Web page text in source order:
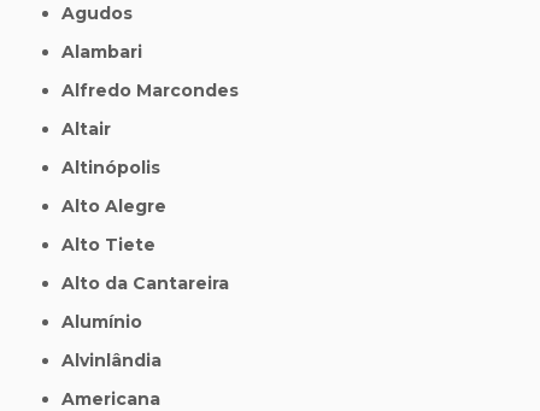
Agudos
Alambari
Alfredo Marcondes
Altair
Altinópolis
Alto Alegre
Alto Tiete
Alto da Cantareira
Alumínio
Alvinlândia
Americana